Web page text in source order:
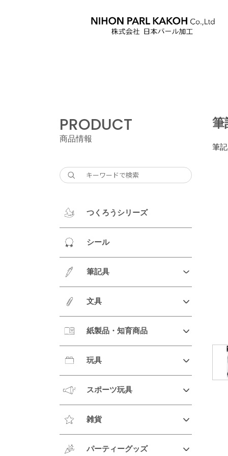
PRODUCT
商品情報
つくろうシリーズ
シール
筆記具
文具
紙製品・知育商品
玩具
スポーツ玩具
雑貨
パーティーグッズ
筆
筆